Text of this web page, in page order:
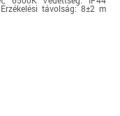
távolság: 8±2 m